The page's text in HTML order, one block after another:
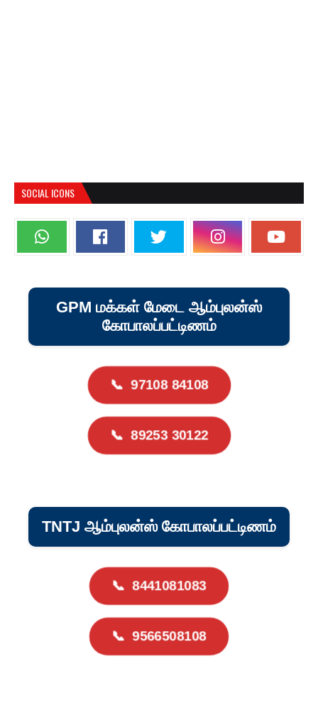
SOCIAL ICONS
GPM மக்கள் மேடை ஆம்புலன்ஸ்
கோபாலப்பட்டிணம்
📞 97108 84108
📞 89253 30122
TNTJ ஆம்புலன்ஸ் கோபாலப்பட்டிணம்
📞 8441081083
📞 9566508108